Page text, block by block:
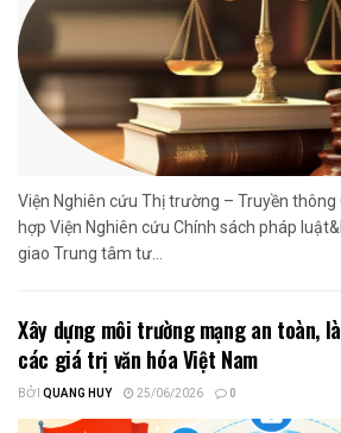
Viện Nghiên cứu Thị trường – Truyền thông
hợp Viện Nghiên cứu Chính sách pháp
giao Trung tâm tư...
Xây dựng môi trường mạng an toàn,
các giá trị văn hóa Việt Nam
BỞI QUANG HUY 25/06/2026 0